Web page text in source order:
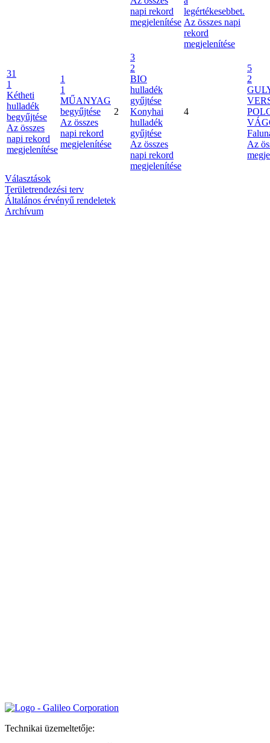
napi rekord
megjelenítése
legértékesebbet.
Az összes napi
rekord
megjelenítése
31
1
Kétheti
hulladék
begyűjtése
Az összes
napi rekord
megjelenítése
1
1
MŰANYAG
begyűjtése
Az összes
napi rekord
megjelenítése
2
3
2
BIO
hulladék
gyűjtése
Konyhai
hulladék
gyűjtése
Az összes
napi rekord
megjelenítése
4
5
2
Az
Választások
Területrendezési terv
Általános érvényű rendeletek
Archívum
Technikai üzemeltetője: